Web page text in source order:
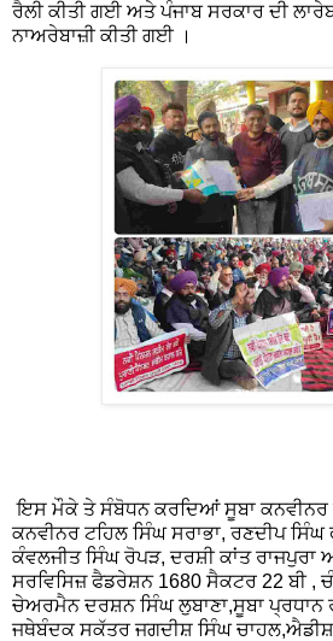
ਰੈਲੀ ਕੀਤੀ ਗਈ ਅਤੇ ਪੰਜਾਬ ਸਰਕਾਰ ਦੀ
ਨਾਅਰੇਬਾਜ਼ੀ ਕੀਤੀ ਗਈ ।
ਇਸ ਮੌਕੇ ਤੇ ਸੰਬੋਧਨ ਕਰਦਿਆਂ ਸੂਬਾ ਕਨਵੀਨਰ
ਕਨਵੀਨਰ ਟਹਿਲ ਸਿੰਘ ਸਰਾਭਾ, ਰਣਦੀਪ ਸਿੰਘ
ਕੰਵਲਜੀਤ ਸਿੰਘ ਰੋਪੜ, ਦਰਸ਼ੀ ਕਾਂਤ ਰਾਜਪੁਰਾ
ਸਰਵਿਸਿਜ਼ ਫੈਡਰੇਸ਼ਨ 1680 ਸੈਕਟਰ 22 ਬੀ ,
ਚੇਅਰਮੈਨ ਦਰਸ਼ਨ ਸਿੰਘ ਲੁਬਾਣਾ,ਸੂਬਾ ਪ੍ਰਧਾਨ
ਜਥੇਬੰਦਕ ਸਕੱਤਰ ਜਗਦੀਸ਼ ਸਿੰਘ